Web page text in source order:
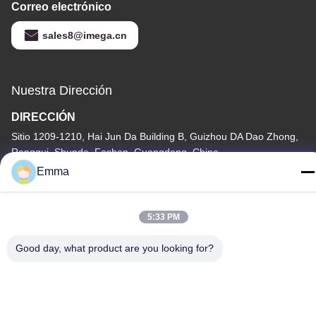
Correo electrónico
sales8@imega.cn
Nuestra Dirección
DIRECCIÓN
Sitio 1209-1210, Hai Jun Da Building B, Guizhou DA Dao Zhong,
Ronggui, Shunde, Foshan, Guangdong, China
Tel
Emma
5:33 PM
Good day, what product are you looking for?